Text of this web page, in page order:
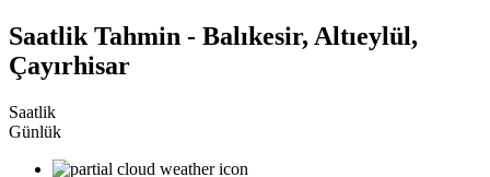
Saatlik Tahmin - Balıkesir, Altıeylül,
Çayırhisar
Saatlik
Günlük